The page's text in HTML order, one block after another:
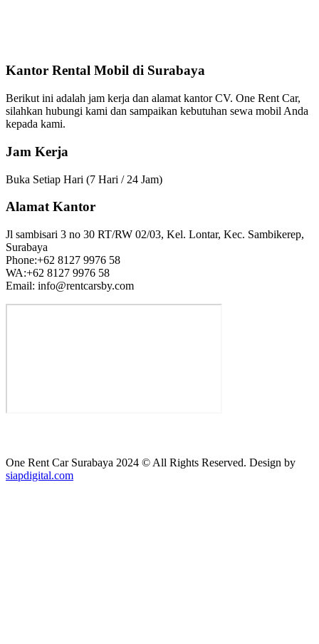
Kantor Rental Mobil di Surabaya
Berikut ini adalah jam kerja dan alamat kantor CV. One Rent Car,
silahkan hubungi kami dan sampaikan kebutuhan sewa mobil Anda
kepada kami.
Jam Kerja
Buka Setiap Hari (7 Hari / 24 Jam)
Alamat Kantor
Jl sambisari 3 no 30 RT/RW 02/03, Kel. Lontar, Kec. Sambikerep,
Surabaya
Phone:+62 8127 9976 58
WA:+62 8127 9976 58
Email: info@rentcarsby.com
One Rent Car Surabaya 2024 © All Rights Reserved. Design by
siapdigital.com